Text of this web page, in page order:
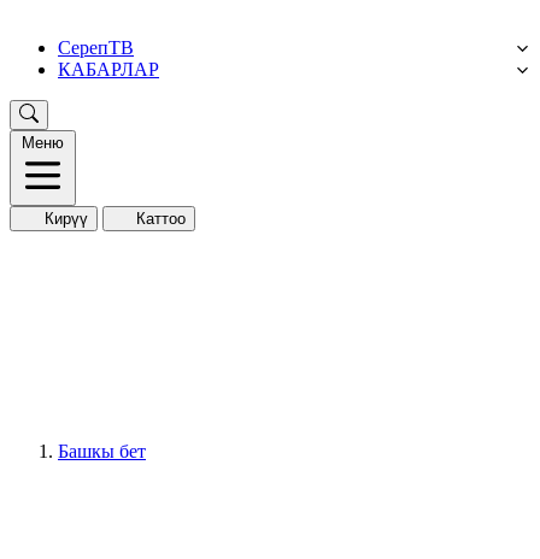
СерепТВ
КАБАРЛАР
Меню
Кирүү Каттоо
Башкы бет